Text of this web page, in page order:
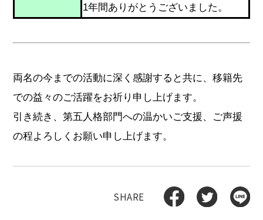
1年間ありがとうございました。
両名の今までの活動に深く感謝すると共に、移籍先
での益々のご活躍をお祈り申し上げます。
引き続き、第五人格部門への温かいご支援、ご声援
の程よろしくお願い申し上げます。